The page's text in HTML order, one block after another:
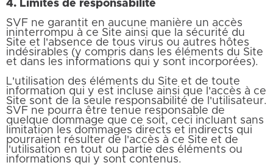
4. Limites de responsabilité
SVF ne garantit en aucune manière un accès
ininterrompu à ce Site ainsi que la sécurité du
Site et l'absence de tous virus ou autres hôtes
indésirables (y compris dans les éléments du Site
et dans les informations qui y sont incorporées).
L'utilisation des éléments du Site et de toute
information qui y est incluse ainsi que l'accès à ce
Site sont de la seule responsabilité de l'utilisateur.
SVF ne pourra être tenue responsable de
quelque dommage que ce soit, ceci incluant sans
limitation les dommages directs et indirects qui
pourraient résulter de l'accès à ce Site et de
l'utilisation en tout ou partie des éléments ou
informations qui y sont contenus.